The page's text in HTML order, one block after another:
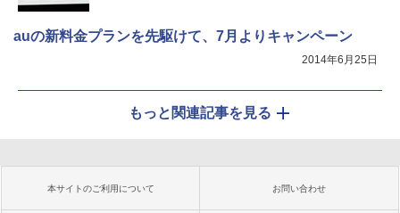
auの新料金プランを先駆けて、7月よりキャンペーン
2014年6月25日
もっと関連記事を見る
本サイトのご利用について お問い合わせ